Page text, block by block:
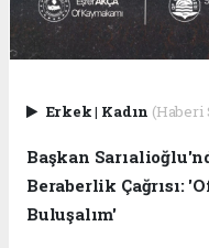
Erkek| Kadın (Haberi
Başkan
Beraberlik Çağrısı:
Buluşalım'